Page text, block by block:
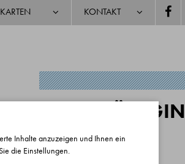
KARTEN KONTAKT
DIE QUIZKÖNIGIN
ODER NIX QUIZ
WAASSMA NET
Inhalte anzuzeigen und Ihnen ein
die Einstellungen.